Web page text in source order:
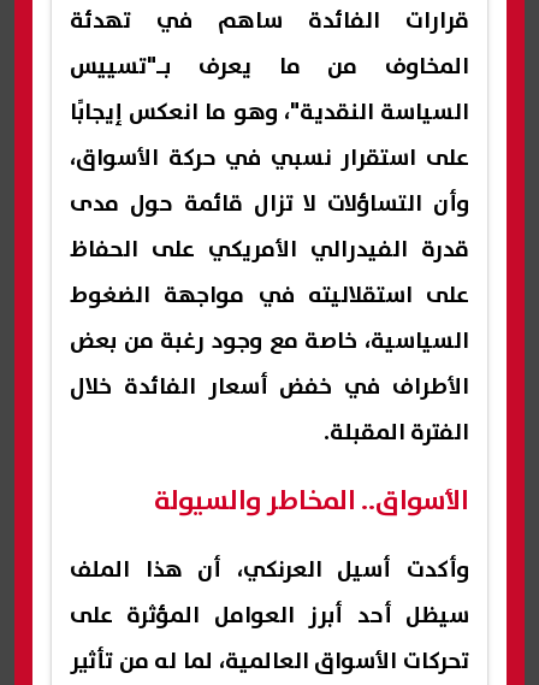
قرارات الفائدة ساهم في تهدئة
المخاوف من ما يعرف بـ"تسييس
السياسة النقدية"، وهو ما انعكس إيجابًا
على استقرار نسبي في حركة الأسواق،
وأن التساؤلات لا تزال قائمة حول مدى
قدرة الفيدرالي الأمريكي على الحفاظ
على استقلاليته في مواجهة الضغوط
السياسية، خاصة مع وجود رغبة من بعض
الأطراف في خفض أسعار الفائدة خلال
الفترة المقبلة.
الأسواق.. المخاطر والسيولة
وأكدت أسيل العرنكي، أن هذا الملف
سيظل أحد أبرز العوامل المؤثرة على
تحركات الأسواق العالمية، لما له من تأثير